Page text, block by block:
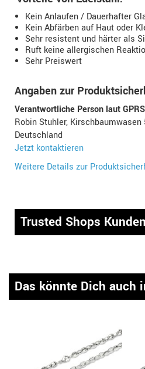
Kein Anlaufen / Dauerhafter
Kein Abfärben auf Haut oder
Sehr resistent und härter als
Ruft keine allergischen
Sehr Preiswert
Angaben zur
Verantwortliche Person laut
Robin Stuhler, Kirschbaumwasen
Deutschland
Jetzt kontaktieren
Weitere Details zur
Trusted Shops
Das könnte Dich auch